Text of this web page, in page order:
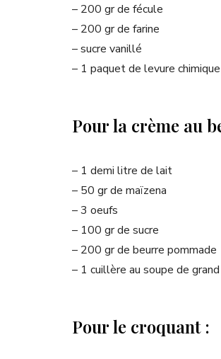
– 200 gr de fécule
– 200 gr de farine
– sucre vanillé
– 1 paquet de levure chimique
Pour la crème au
– 1 demi litre de lait
– 50 gr de maïzena
– 3 oeufs
– 100 gr de sucre
– 200 gr de beurre pommade
– 1 cuillère au soupe de
Pour le croquant :